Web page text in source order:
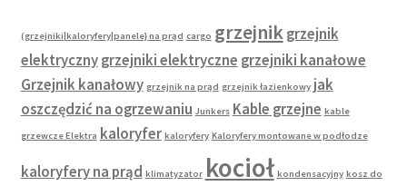
(grzejniki|kaloryfery|panele} na prąd cargo grzejnik grzejnik
elektryczny grzejniki elektryczne grzejniki kanałowe
Grzejnik kanałowy grzejnik na prąd grzejnik łazienkowy jak
oszczędzić na ogrzewaniu Junkers Kable grzejne kable
grzewcze Elektra kaloryfer kaloryfery Kaloryfery montowane w podłodze
kaloryfery na prąd klimatyzator kocioł kondensacyjny kosz do